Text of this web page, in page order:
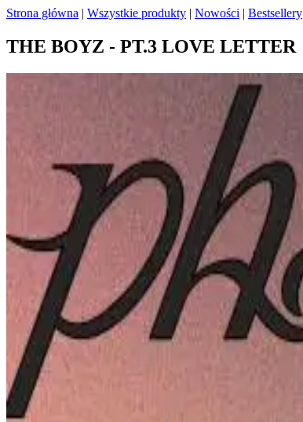
Strona główna | Wszystkie produkty | Nowości | Bestsellery
THE BOYZ - PT.3 LOVE LETTER